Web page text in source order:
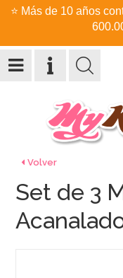
⭐ Más de 10 años
Volver
Set de 3